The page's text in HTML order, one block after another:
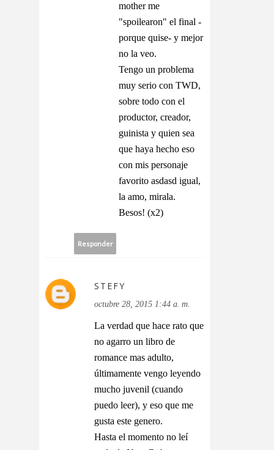
mother me
"spoilearon" el final -
porque quise- y mejor
no la veo.
Tengo un problema
muy serio con TWD,
sobre todo con el
productor, creador,
guinista y quien sea
que haya hecho eso
con mis personaje
favorito asdasd igual,
la amo, mirala.
Besos! (x2)
Responder
STEFY
octubre 28, 2015 1:44 a. m.
La verdad que hace rato que
no agarro un libro de
romance mas adulto,
últimamente vengo leyendo
mucho juvenil (cuando
puedo leer), y eso que me
gusta este genero.
Hasta el momento no leí